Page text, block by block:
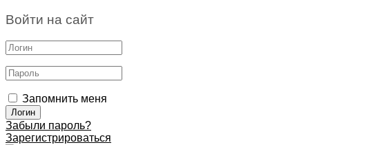
Войти на сайт
Запомнить меня
Забыли пароль?
Зарегистрироваться